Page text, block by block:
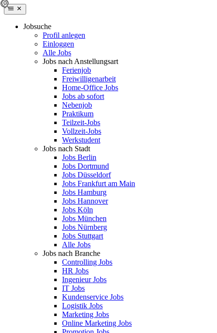
Jobsuche
Profil anlegen
Einloggen
Alle Jobs
Jobs nach Anstellungsart
Ferienjob
Freiwilligenarbeit
Home-Office Jobs
Jobs ab sofort
Nebenjob
Praktikum
Teilzeit-Jobs
Vollzeit-Jobs
Werkstudent
Jobs nach Stadt
Jobs Berlin
Jobs Dortmund
Jobs Düsseldorf
Jobs Frankfurt am Main
Jobs Hamburg
Jobs Hannover
Jobs Köln
Jobs München
Jobs Nürnberg
Jobs Stuttgart
Alle Jobs
Jobs nach Branche
Controlling Jobs
HR Jobs
Ingenieur Jobs
IT Jobs
Kundenservice Jobs
Logistik Jobs
Marketing Jobs
Online Marketing Jobs